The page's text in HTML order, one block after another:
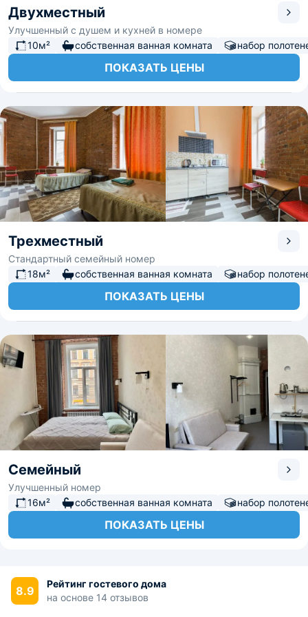
Двухместный
Улучшенный с душем и кухней в номере
10м²
собственная ванная комната набор
ПОКАЗАТЬ ЦЕНЫ
Трехместный
Стандартный семейный номер
18м²
собственная ванная комната набор
ПОКАЗАТЬ ЦЕНЫ
Семейный
Улучшенный номер
16м²
собственная ванная комната набор
ПОКАЗАТЬ ЦЕНЫ
8.9
Рейтинг гостевого дома
на основе 14 отзывов